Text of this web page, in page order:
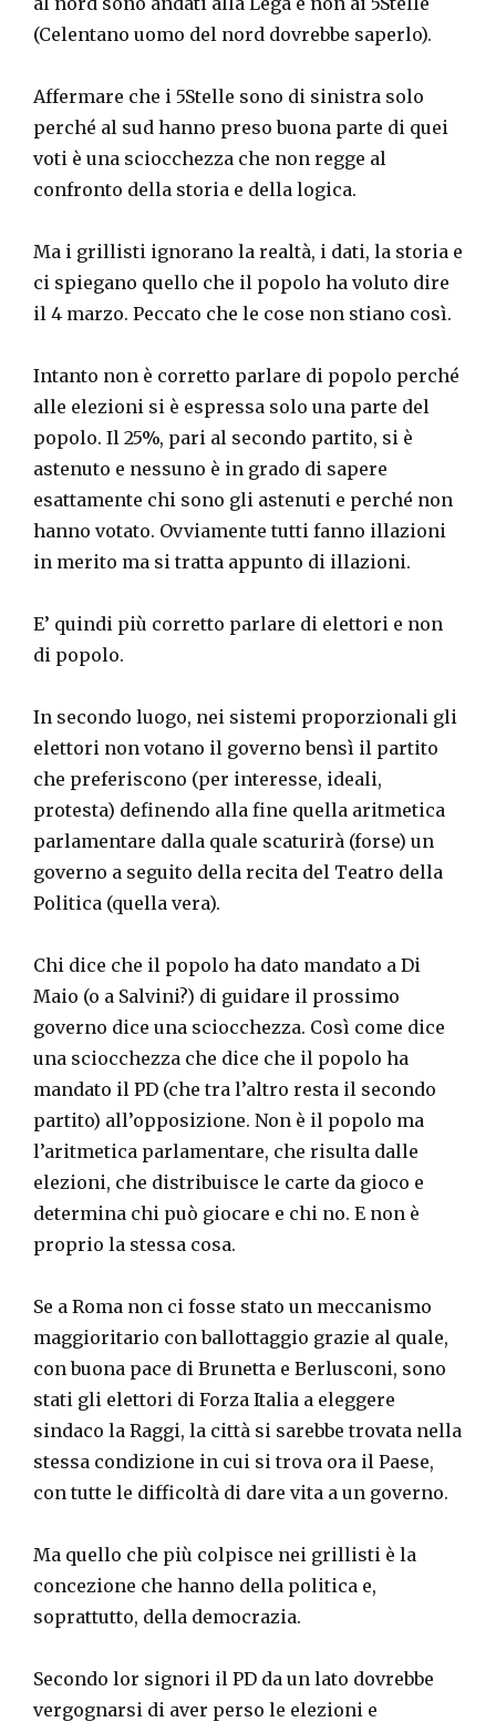
(Celentano uomo del nord dovrebbe saperlo).
Affermare che i 5Stelle sono di sinistra solo
perché al sud hanno preso buona parte di quei
voti è una sciocchezza che non regge al
confronto della storia e della logica.
Ma i grillisti ignorano la realtà, i dati, la storia e
ci spiegano quello che il popolo ha voluto dire
il 4 marzo. Peccato che le cose non stiano così.
Intanto non è corretto parlare di popolo perché
alle elezioni si è espressa solo una parte del
popolo. Il 25%, pari al secondo partito, si è
astenuto e nessuno è in grado di sapere
esattamente chi sono gli astenuti e perché non
hanno votato. Ovviamente tutti fanno illazioni
in merito ma si tratta appunto di illazioni.
E’ quindi più corretto parlare di elettori e non
di popolo.
In secondo luogo, nei sistemi proporzionali gli
elettori non votano il governo bensì il partito
che preferiscono (per interesse, ideali,
protesta) definendo alla fine quella aritmetica
parlamentare dalla quale scaturirà (forse) un
governo a seguito della recita del Teatro della
Politica (quella vera).
Chi dice che il popolo ha dato mandato a Di
Maio (o a Salvini?) di guidare il prossimo
governo dice una sciocchezza. Così come dice
una sciocchezza che dice che il popolo ha
mandato il PD (che tra l’altro resta il secondo
partito) all’opposizione. Non è il popolo ma
l’aritmetica parlamentare, che risulta dalle
elezioni, che distribuisce le carte da gioco e
determina chi può giocare e chi no. E non è
proprio la stessa cosa.
Se a Roma non ci fosse stato un meccanismo
maggioritario con ballottaggio grazie al quale,
con buona pace di Brunetta e Berlusconi, sono
stati gli elettori di Forza Italia a eleggere
sindaco la Raggi, la città si sarebbe trovata nella
stessa condizione in cui si trova ora il Paese,
con tutte le difficoltà di dare vita a un governo.
Ma quello che più colpisce nei grillisti è la
concezione che hanno della politica e,
soprattutto, della democrazia.
Secondo lor signori il PD da un lato dovrebbe
vergognarsi di aver perso le elezioni e